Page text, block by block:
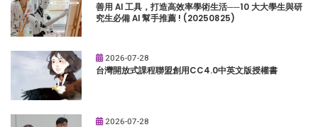
善用 AI 工具，打造高效率學術生活──10 大大學生與研
究生必備 AI 幫手推薦 ! (20250825)
2026-07-28
台灣開放式課程聯盟創用CC4.0中英文版授權書
2026-07-28